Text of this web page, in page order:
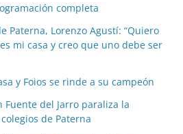
completa
Paterna, Lorenzo Agustí: “Quiero
mi casa y creo que uno debe ser
y Foios se rinde a su campeón
del Jarro paraliza la
de Paterna